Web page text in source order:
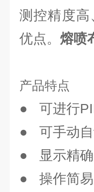
测控精度
优点。 熔喷
产品特点
● 可进行
● 可手动自
● 显示精确
● 操作简易